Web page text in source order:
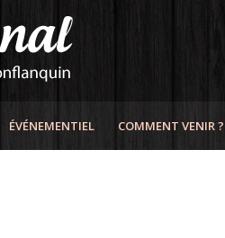
ÉVÉNEMENTIEL COMMENT VENIR ?